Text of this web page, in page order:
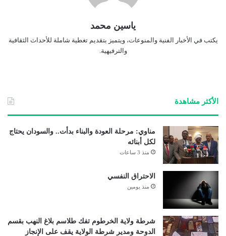
ياسين محمد
يكتب في الأخبار الفنية والمنوعات، ويتميز بتقديم تغطية شاملة للأحداث الثقافية
والترفيهية.
الأكثر مشاهدة
مناوي: مرحلة العودة والبناء بدأت.. والسودان يحتاج
لكل أبنائه
منذ 3 ساعات
الاحتراق النفسي
منذ يومين
شرطة ولاية الخرطوم تفك طلاسم بلاغ النهب بقسم
الدوحة ومدير شرطة الولاية يقف على الإنجاز